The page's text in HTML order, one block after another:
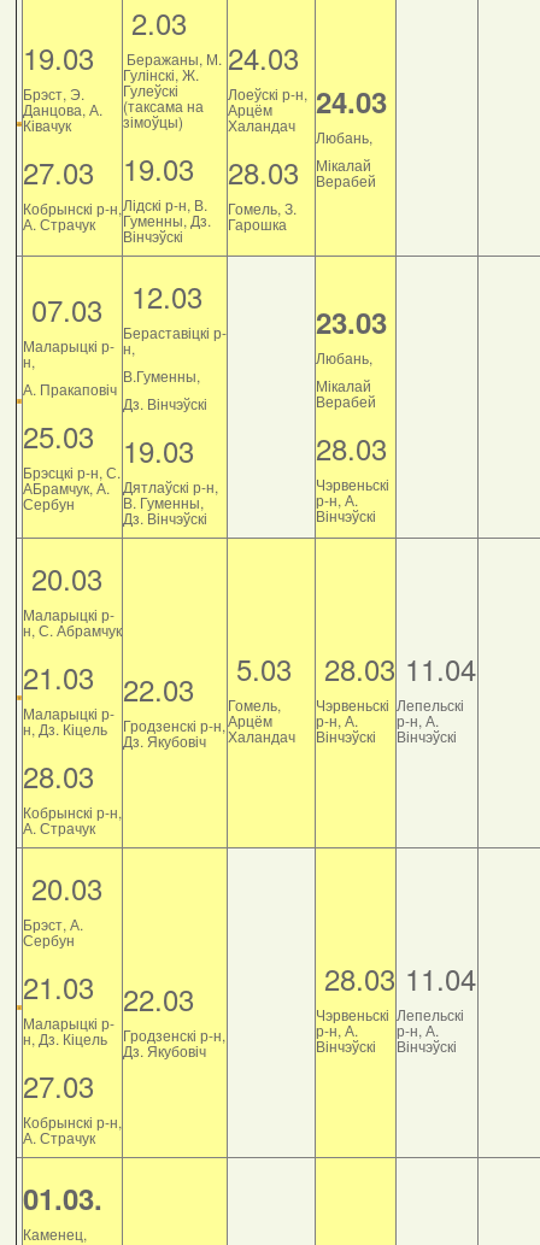
19.03
Брэст, Э.
Данцова, А.
Ківачук
27.03
Кобрынскі р-н,
А. Страчук
2.03
Беражаны, М.
Гулінскі, Ж.
Гулеўскі
(таксама на
зімоўцы)
19.03
Лідскі р-н, В.
Гуменны, Дз.
Вінчэўскі
24.03
Лоеўскі р-н,
Арцём
Халандач
28.03
Гомель, З.
Гарошка
24.03
Любань,
Мікалай
Верабей
07.03
Маларыцкі р-
н,
А. Пракаповіч
25.03
Брэсцкі р-н, С.
АБрамчук, А.
Сербун
12.03
Бераставіцкі р-
н,
В.Гуменны,
Дз. Вінчэўскі
19.03
Дятлаўскі р-н,
В. Гуменны,
Дз. Вінчэўскі
23.03
Любань,
Мікалай
Верабей
28.03
Чэрвеньскі
р-н, А.
Вінчэўскі
20.03
Маларыцкі р-
н, С. Абрамчук
21.03
Маларыцкі р-
н, Дз. Кіцель
28.03
Кобрынскі р-н,
А. Страчук
22.03
Гродзенскі р-н,
Дз. Якубовіч
5.03
Гомель,
Арцём
Халандач
28.03
Чэрвеньскі
р-н, А.
Вінчэўскі
11.04
Лепельскі
р-н, А.
Вінчэўскі
20.03
Брэст, А.
Сербун
21.03
Маларыцкі р-
н, Дз. Кіцель
27.03
Кобрынскі р-н,
А. Страчук
22.03
Гродзенскі р-н,
Дз. Якубовіч
28.03
Чэрвеньскі
р-н, А.
Вінчэўскі
11.04
Лепельскі
р-н, А.
Вінчэўскі
01.03.
Каменец,